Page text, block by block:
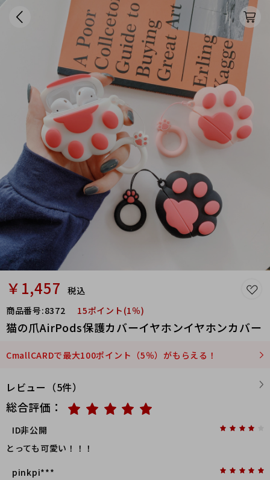
￥1,457
税込
商品番号:8372 15ポイント(1％)
猫の爪AirPods保護カバーイヤホンイヤホンカバー
CmallCARDで最大100ポイント（5％）がもらえる！
レビュー（5件）
総合評価：
ID非公開
とっても可愛い！！！
pinkpi***